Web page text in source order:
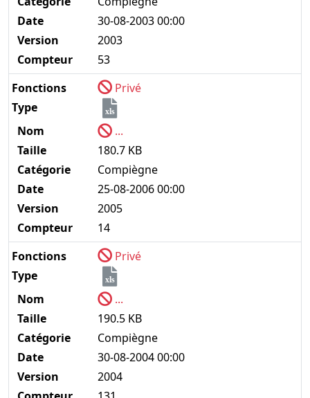
Date
30-08-2003 00:00
Version
2003
Compteur
53
Fonctions
Privé
Type
xls
Nom
...
Taille
180.7 KB
Catégorie
Compiègne
Date
25-08-2006 00:00
Version
2005
Compteur
14
Fonctions
Privé
Type
xls
Nom
...
Taille
190.5 KB
Catégorie
Compiègne
Date
30-08-2004 00:00
Version
2004